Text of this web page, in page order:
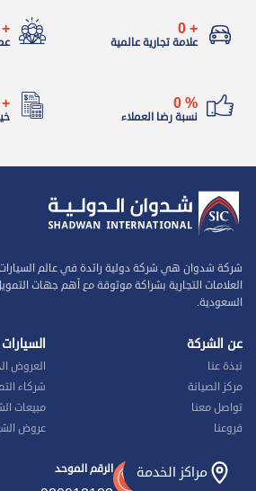
+
0
علامة تجارية عالمية
+
%
0
نسبة رضا العملاء
+
شركة شدوان هي شركة دولية رائدة في عالم
العلامات التجارية بشراكة موثوقة مع أهم جهات
السعودية.
عن الشركة
نبذة عنا
مركز الصيانة
تواصل معنا
فروعنا
السيارات
العروض
شركاء
مبيعات
عروض
الرقم الموحد مراكز الخدمة